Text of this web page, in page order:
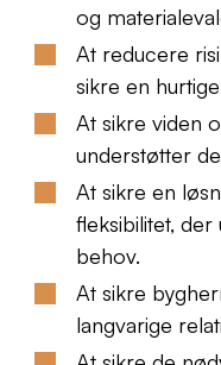
og
At reducere
sikre en
At sikre viden
understøtter
At sikre en
fleksibilitet,
behov.
At sikre
langvarige